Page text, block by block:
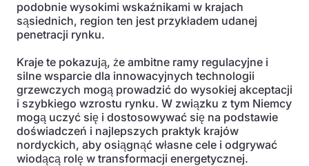
podobnie wysokimi wskaźnikami w krajach
sąsiednich, region ten jest przykładem udanej
penetracji rynku.
Kraje te pokazują, że ambitne ramy regulacyjne i
silne wsparcie dla innowacyjnych technologii
grzewczych mogą prowadzić do wysokiej akceptacji
i szybkiego wzrostu rynku. W związku z tym Niemcy
mogą uczyć się i dostosowywać się na podstawie
doświadczeń i najlepszych praktyk krajów
nordyckich, aby osiągnąć własne cele i odgrywać
wiodącą rolę w transformacji energetycznej.